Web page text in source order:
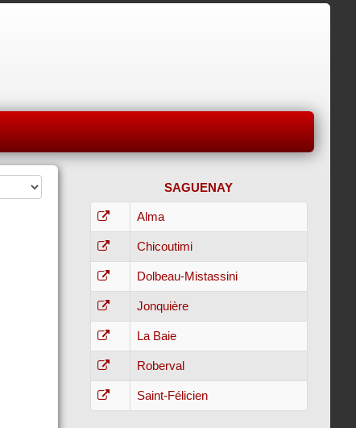
SAGUENAY
Alma
Chicoutimi
Dolbeau-Mistassini
Jonquière
La Baie
Roberval
Saint-Félicien